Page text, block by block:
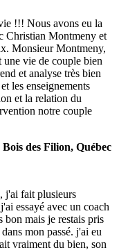
!!! Nous avons eu la
Christian Montmeny et
Monsieur Montmeny,
une vie de couple bien
et analyse très bien
les enseignements
et la relation du
notre couple
des Filion, Québec
j'ai fait plusieurs
essayé avec un coach
bon mais je restais pris
mon passé. j'ai eu
vraiment du bien, son